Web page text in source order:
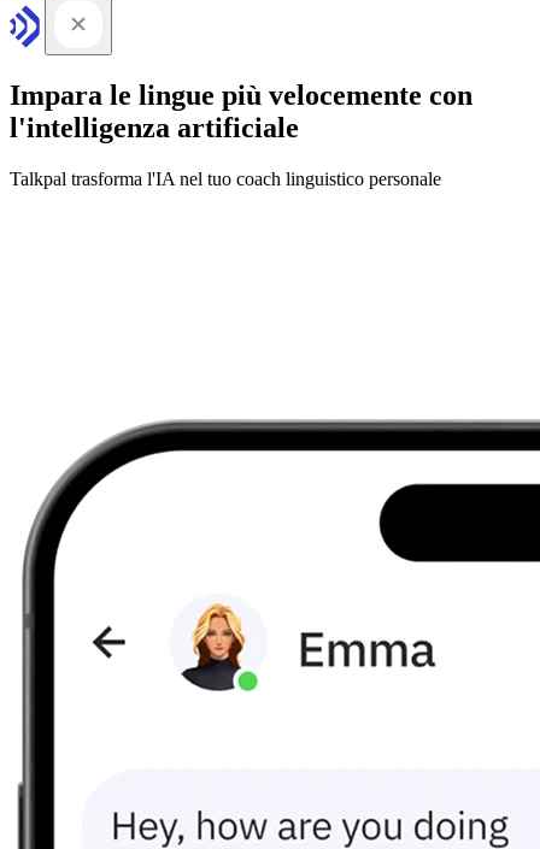
Impara le lingue più velocemente con
l'intelligenza artificiale
Talkpal trasforma l'IA nel tuo coach linguistico personale